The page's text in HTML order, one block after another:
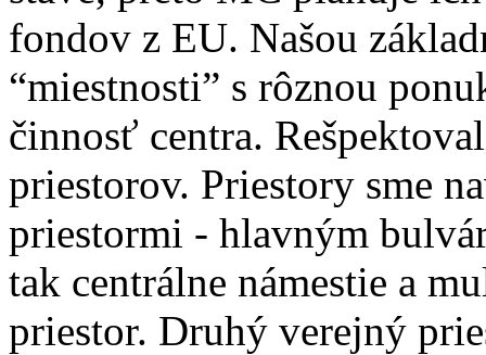
fondov z EU. Našou
“miestnosti” s rôznou
činnosť centra.
priestorov. Priestory sme
priestormi - hlavným
tak centrálne námestie a
priestor. Druhý verejný